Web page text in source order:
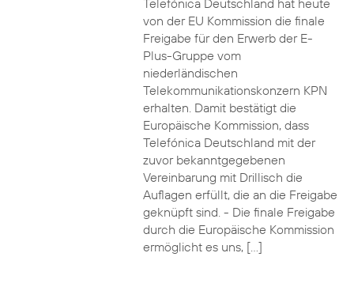
Telefónica Deutschland hat heute
von der EU Kommission die finale
Freigabe für den Erwerb der E-
Plus-Gruppe vom
niederländischen
Telekommunikationskonzern KPN
erhalten. Damit bestätigt die
Europäische Kommission, dass
Telefónica Deutschland mit der
zuvor bekanntgegebenen
Vereinbarung mit Drillisch die
Auflagen erfüllt, die an die Freigabe
geknüpft sind. - Die finale Freigabe
durch die Europäische Kommission
ermöglicht es uns, […]